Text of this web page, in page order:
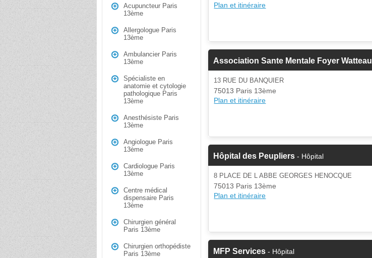
Acupuncteur Paris
13ème
Allergologue Paris
13ème
Ambulancier Paris
13ème
Spécialiste en
anatomie et cytologie
pathologique Paris
13ème
Anesthésiste Paris
13ème
Angiologue Paris
13ème
Cardiologue Paris
13ème
Centre médical
dispensaire Paris
13ème
Chirurgien général
Paris 13ème
Chirurgien orthopédiste
Paris 13ème
Plan et itinéraire
Association Sante Mentale Foyer Watteau
13 RUE DU BANQUIER
75013 Paris 13ème
Plan et itinéraire
Hôpital des Peupliers - Hôpital
8 PLACE DE L ABBE GEORGES HENOCQUE
75013 Paris 13ème
Plan et itinéraire
MFP Services - Hôpital